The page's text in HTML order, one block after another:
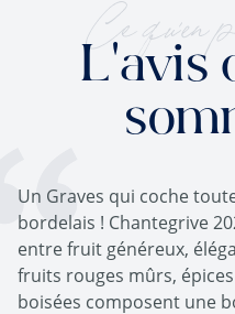
Ce qu'en
L'avis
Un Graves qui coche
bordelais ! Chantegrive
entre fruit généreux,
fruits rouges mûrs,
boisées composent une